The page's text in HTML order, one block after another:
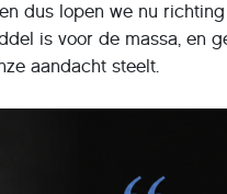
dus lopen we nu
is voor de massa, en
aandacht steelt.